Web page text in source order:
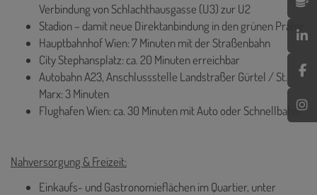
Verbindung von Schlachthausgasse (U3) zur U2
Stadion – damit neue Direktanbindung in den grünen Prater
Hauptbahnhof Wien: 7 Minuten mit der Straßenbahn
City Stephansplatz: ca. 20 Minuten erreichbar
Autobahn A23, Anschlussstelle Landstraßer Gürtel / St.
Marx: 3 Minuten
Flughafen Wien: ca. 30 Minuten mit Auto oder Schnellbahn
Nahversorgung & Freizeit:
Einkaufs- und Gastronomieflächen im Quartier, unter